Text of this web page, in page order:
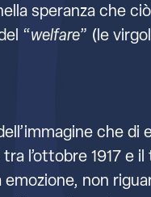
speranza che
“welfare” (le
che di
l’ottobre 1917 e
non